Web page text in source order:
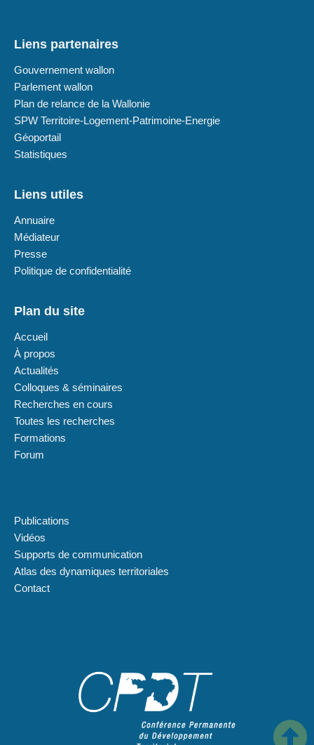
Liens partenaires
Gouvernement wallon
Parlement wallon
Plan de relance de la Wallonie
SPW Territoire-Logement-Patrimoine-Energie
Géoportail
Statistiques
Liens utiles
Annuaire
Médiateur
Presse
Politique de confidentialité
Plan du site
Accueil
À propos
Actualités
Colloques & séminaires
Recherches en cours
Toutes les recherches
Formations
Forum
Publications
Vidéos
Supports de communication
Atlas des dynamiques territoriales
Contact